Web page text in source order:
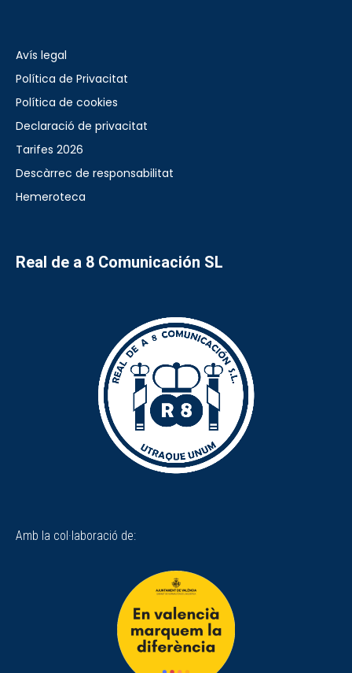
Avís legal
Política de Privacitat
Política de cookies
Declaració de privacitat
Tarifes 2026
Descàrrec de responsabilitat
Hemeroteca
Real de a 8 Comunicación SL
Amb la col·laboració de: